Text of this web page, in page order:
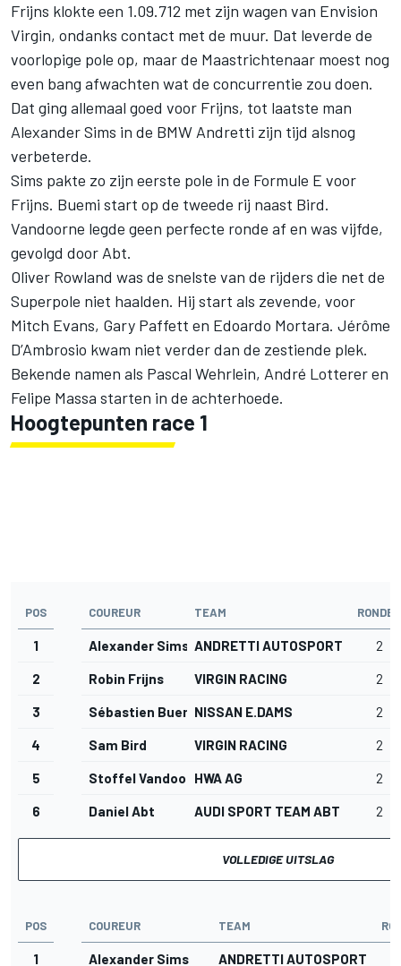
Frijns klokte een 1.09.712 met zijn wagen van Envision
Virgin, ondanks contact met de muur. Dat leverde de
voorlopige pole op, maar de Maastrichtenaar moest nog
even bang afwachten wat de concurrentie zou doen.
Dat ging allemaal goed voor Frijns, tot laatste man
Alexander Sims in de BMW Andretti zijn tijd alsnog
verbeterde.
Sims pakte zo zijn eerste pole in de Formule E voor
Frijns. Buemi start op de tweede rij naast Bird.
Vandoorne legde geen perfecte ronde af en was vijfde,
gevolgd door Abt.
Oliver Rowland was de snelste van de rijders die net de
Superpole niet haalden. Hij start als zevende, voor
Mitch Evans, Gary Paffett en Edoardo Mortara. Jérôme
D’Ambrosio kwam niet verder dan de zestiende plek.
Bekende namen als Pascal Wehrlein, André Lotterer en
Felipe Massa starten in de achterhoede.
Hoogtepunten race 1
POS COUREUR TEAM RONDEN
1 Alexander Sims ANDRETTI AUTOSPORT 2
2 Robin Frijns VIRGIN RACING 2
3 Sébastien BuemiNISSAN E.DAMS 2
4 Sam Bird VIRGIN RACING 2
5 Stoffel VandoorneHWA AG 2
6 Daniel Abt AUDI SPORT TEAM ABT 2
VOLLEDIGE UITSLAG
POS COUREUR TEAM
1 Alexander Sims ANDRETTI AUTOSPORT